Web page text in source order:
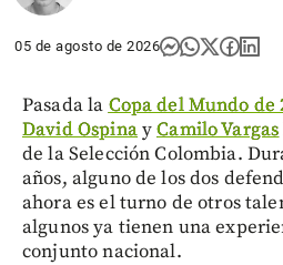
05 de agosto de 2026
Pasada la Copa del Mundo de
David OspinayCamilo Vargas
de la Selección Colombia.
años, alguno de los dos
ahora es el turno de otros
algunos ya tienen una
conjunto nacional.